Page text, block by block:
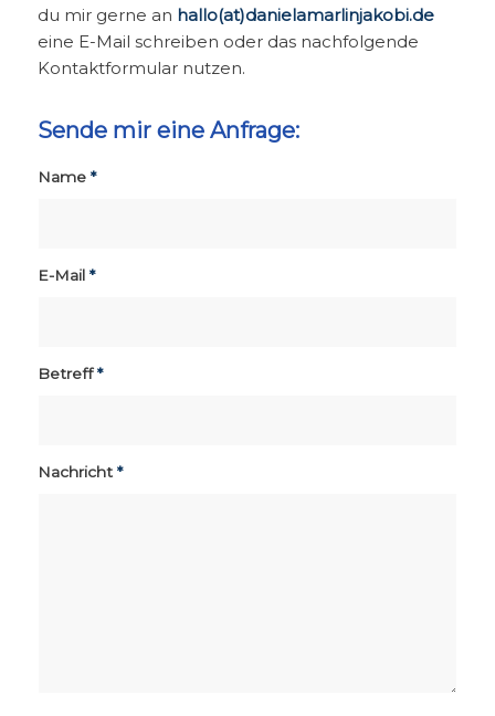
du mir gerne an hallo(at)danielamarlinjakobi.de
eine E-Mail schreiben oder das nachfolgende
Kontaktformular nutzen.
Sende mir eine Anfrage:
Name *
E-Mail *
Betreff*
Nachricht *